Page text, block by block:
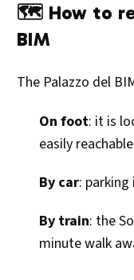
🗺️ How to
BIM
The Palazzo del
On foot: it is
easily
By car: parking
By train: the
minute walk